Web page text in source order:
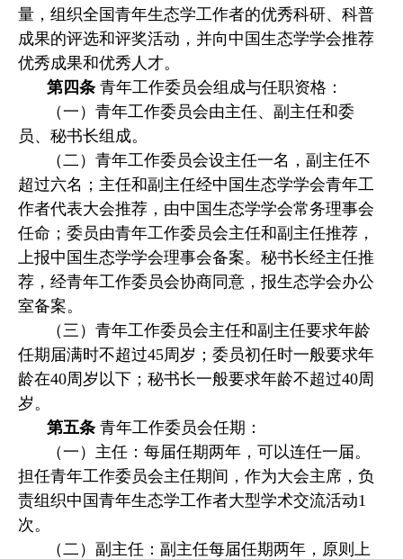
量，组织全国青年生态学工作者的优秀科研、科普
成果的评选和评奖活动，并向中国生态学学会推荐
优秀成果和优秀人才。
第四条青年工作委员会组成与任职资格：
（一）青年工作委员会由主任、副主任和委
员、秘书长组成。
（二）青年工作委员会设主任一名，副主任不
超过六名；主任和副主任经中国生态学学会青年工
作者代表大会推荐，由中国生态学学会常务理事会
任命；委员由青年工作委员会主任和副主任推荐，
上报中国生态学学会理事会备案。秘书长经主任推
荐，经青年工作委员会协商同意，报生态学会办公
室备案。
（三）青年工作委员会主任和副主任要求年龄
任期届满时不超过45周岁；委员初任时一般要求年
龄在40周岁以下；秘书长一般要求年龄不超过40周
岁。
第五条青年工作委员会任期：
（一）主任：每届任期两年，可以连任一届。
担任青年工作委员会主任期间，作为大会主席，负
责组织中国青年生态学工作者大型学术交流活动1
次。
（二）副主任：副主任每届任期两年，原则上